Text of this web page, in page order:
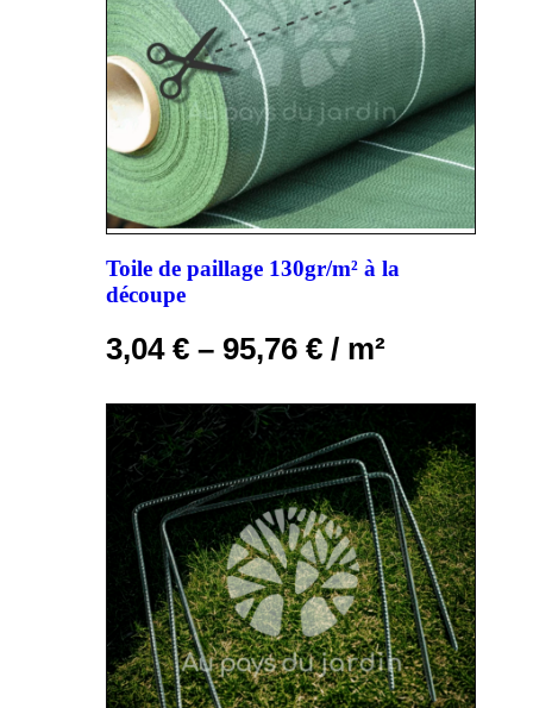
Toile de paillage 130gr/m² à la
découpe
3,04 € – 95,76 € / m²